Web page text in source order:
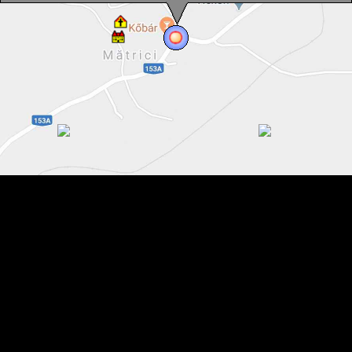
Matrici , Foto: WR